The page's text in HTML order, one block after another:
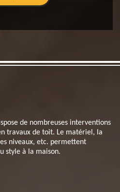
de nombreuses interventions
travaux de toit. Le matériel, la
niveaux, etc. permettent
style à la maison.